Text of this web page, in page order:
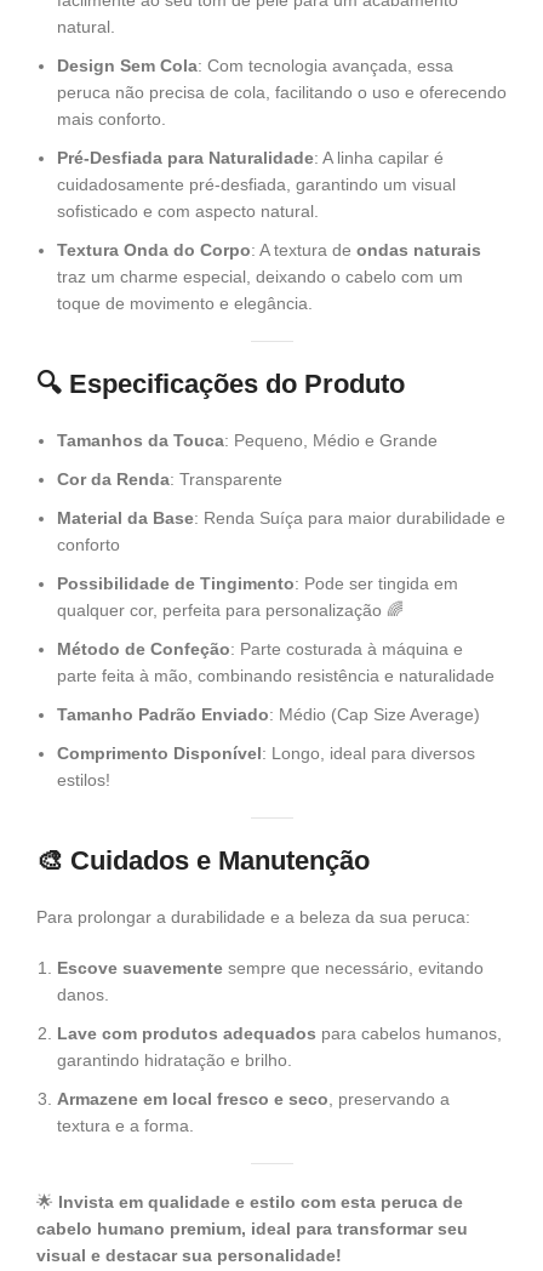
natural.
Design Sem Cola: Com tecnologia avançada, essa
peruca não precisa de cola, facilitando o uso e oferecendo
mais conforto.
Pré-Desfiada para Naturalidade: A linha capilar é
cuidadosamente pré-desfiada, garantindo um visual
sofisticado e com aspecto natural.
Textura Onda do Corpo: A textura de ondas naturais
traz um charme especial, deixando o cabelo com um
toque de movimento e elegância.
🔍 Especificações do Produto
Tamanhos da Touca: Pequeno, Médio e Grande
Cor da Renda: Transparente
Material da Base: Renda Suíça para maior durabilidade e
conforto
Possibilidade de Tingimento: Pode ser tingida em
qualquer cor, perfeita para personalização 🌈
Método de Confeção: Parte costurada à máquina e
parte feita à mão, combinando resistência e naturalidade
Tamanho Padrão Enviado: Médio (Cap Size Average)
Comprimento Disponível: Longo, ideal para diversos
estilos!
🎨 Cuidados e Manutenção
Para prolongar a durabilidade e a beleza da sua peruca:
Escove suavemente sempre que necessário, evitando
danos.
Lave com produtos adequados para cabelos humanos,
garantindo hidratação e brilho.
Armazene em local fresco e seco, preservando a
textura e a forma.
🌟 Invista em qualidade e estilo com esta peruca de
cabelo humano premium, ideal para transformar seu
visual e destacar sua personalidade!